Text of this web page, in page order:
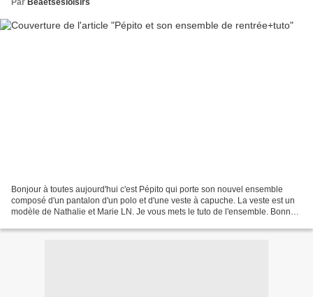
Par Beaetsesloisirs
Bonjour à toutes aujourd'hui c'est Pépito qui porte son nouvel ensemble
composé d'un pantalon d'un polo et d'une veste à capuche. La veste est un
modèle de Nathalie et Marie LN. Je vous mets le tuto de l'ensemble. Bonne